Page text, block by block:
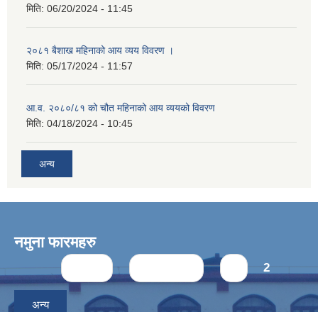
मिति: 06/20/2024 - 11:45
२०८१ बैशाख महिनाको आय व्यय विवरण ।
मिति: 05/17/2024 - 11:57
आ.व. २०८०/८१ को चौत महिनाको आय व्ययको विवरण
मिति: 04/18/2024 - 10:45
अन्य
नमुना फारमहरु
Pages 2
अन्य